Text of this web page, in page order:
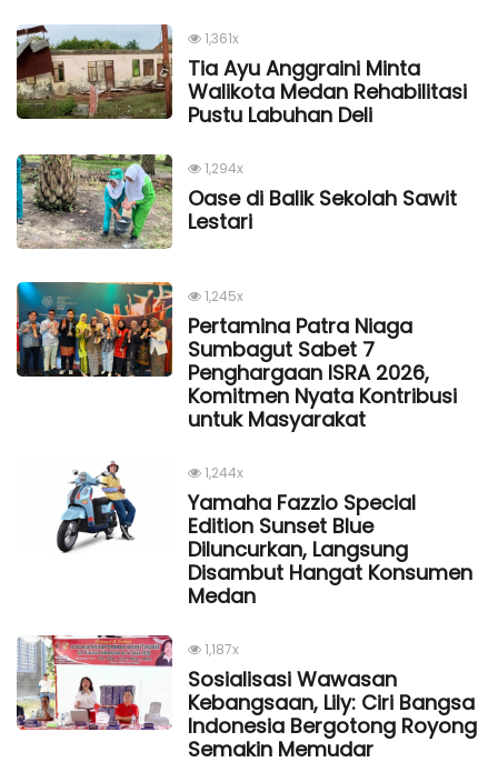
1,361x
Tia Ayu Anggraini Minta
Walikota Medan Rehabilitasi
Pustu Labuhan Deli
1,294x
Oase di Balik Sekolah Sawit
Lestari
1,245x
Pertamina Patra Niaga
Sumbagut Sabet 7
Penghargaan ISRA 2026,
Komitmen Nyata Kontribusi
untuk Masyarakat
1,244x
Yamaha Fazzio Special
Edition Sunset Blue
Diluncurkan, Langsung
Disambut Hangat Konsumen
Medan
1,187x
Sosialisasi Wawasan
Kebangsaan, Lily: Ciri Bangsa
Indonesia Bergotong Royong
Semakin Memudar